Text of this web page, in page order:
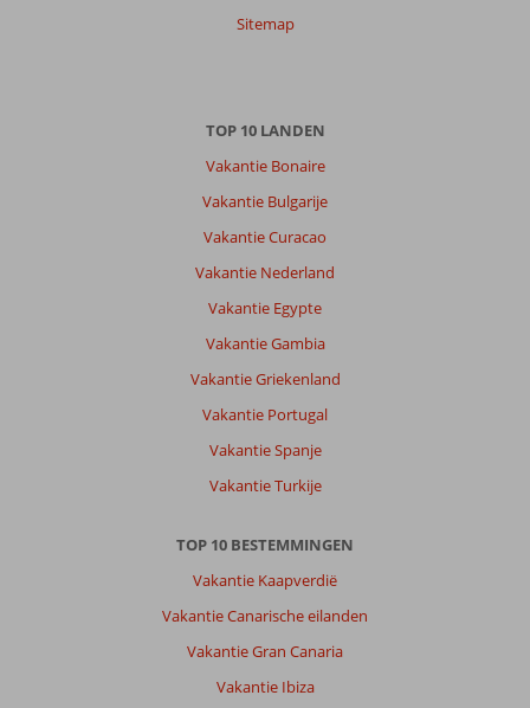
Sitemap
TOP 10 LANDEN
Vakantie Bonaire
Vakantie Bulgarije
Vakantie Curacao
Vakantie Nederland
Vakantie Egypte
Vakantie Gambia
Vakantie Griekenland
Vakantie Portugal
Vakantie Spanje
Vakantie Turkije
TOP 10 BESTEMMINGEN
Vakantie Kaapverdië
Vakantie Canarische eilanden
Vakantie Gran Canaria
Vakantie Ibiza